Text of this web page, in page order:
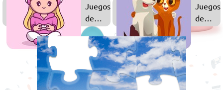
Juegos
de
Chicas
Juegos
de